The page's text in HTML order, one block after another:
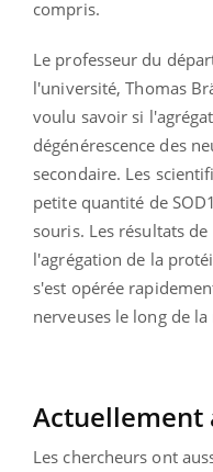
compris.
Le professeur du
l'université, Thomas
voulu savoir si
dégénérescence des
secondaire. Les
petite quantité de
souris. Les résultats
l'agrégation de la
s'est opérée
nerveuses le long de
Les chercheurs ont